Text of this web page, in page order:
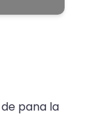
pana la